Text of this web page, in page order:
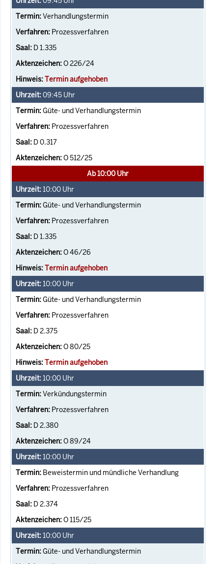
Verhandlungstermin
Prozessverfahren
D 1.335
O 226/24
Termin aufgehoben
09:45 Uhr
Güte- und Verhandlungstermin
Prozessverfahren
D 0.317
O 512/25
Ab 10:00 Uhr
10:00 Uhr
Güte- und Verhandlungstermin
Prozessverfahren
D 1.335
O 46/26
Termin aufgehoben
10:00 Uhr
Güte- und Verhandlungstermin
Prozessverfahren
D 2.375
O 80/25
Termin aufgehoben
10:00 Uhr
Verkündungstermin
Prozessverfahren
D 2.380
O 89/24
10:00 Uhr
Beweistermin und mündliche Verhandlung
Prozessverfahren
D 2.374
O 115/25
10:00 Uhr
Güte- und Verhandlungstermin